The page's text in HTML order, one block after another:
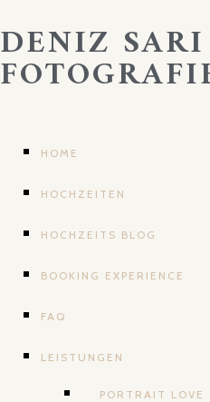
DENIZ SARI
HOME
HOCHZEITEN
HOCHZEITS BLOG
BOOKING EXPERIENCE
FAQ
LEISTUNGEN
PORTRAIT LOVE